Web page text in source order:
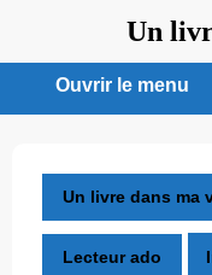
contenu
Un
Ouvrir le menu
Un livre dans ma
Lecteur ado